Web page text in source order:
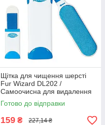
Щітка для чищення шерсті
Fur Wizard DL202 /
Самоочисна для видалення
шерсті
Готово до відправки
159 ₴ 227,14 ₴